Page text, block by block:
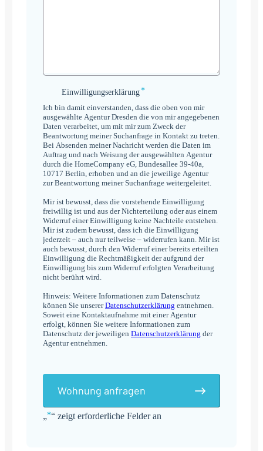
„*“ zeigt erforderliche Felder an
Einwilligungserklärung
Einwilligungserklärung*
Ich bin damit einverstanden, dass die oben von mir
ausgewählte Agentur Dresden die von mir angegebenen
Daten verarbeitet, um mit mir zum Zweck der
Beantwortung meiner Suchanfrage in Kontakt zu treten.
Bei Absenden meiner Nachricht werden die Daten im
Auftrag und nach Weisung der ausgewählten Agentur
durch die HomeCompany eG, Bundesallee 39-40a,
10717 Berlin, erhoben und an die jeweilige Agentur
zur Beantwortung meiner Suchanfrage weitergeleitet.
Mir ist bewusst, dass die vorstehende Einwilligung
freiwillig ist und aus der Nichterteilung oder aus einem
Widerruf einer Einwilligung keine Nachteile entstehen.
Mir ist zudem bewusst, dass ich die Einwilligung
jederzeit – auch nur teilweise – widerrufen kann. Mir ist
auch bewusst, durch den Widerruf einer bereits erteilten
Einwilligung die Rechtmäßigkeit der aufgrund der
Einwilligung bis zum Widerruf erfolgten Verarbeitung
nicht berührt wird.
Hinweis: Weitere Informationen zum Datenschutz
können Sie unsererDatenschutzerklärung entnehmen.
Soweit eine Kontaktaufnahme mit einer Agentur
erfolgt, können Sie weitere Informationen zum
Datenschutz der jeweiligen Datenschutzerklärung der
Agentur entnehmen.
Wohnung anfragen